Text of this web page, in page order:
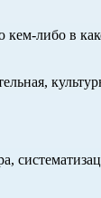
кем-либо в